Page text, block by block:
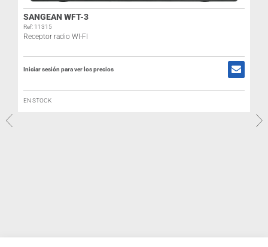
SANGEAN WFT-3
Ref: 11315
Receptor radio WI-FI
Iniciar sesión para ver los precios
EN STOCK